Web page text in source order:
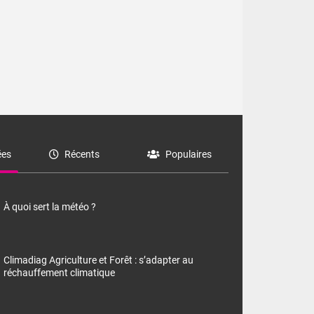
Récents Populaires
À quoi sert la météo ?
Climadiag Agriculture et Forêt : s’adapter au
réchauffement climatique